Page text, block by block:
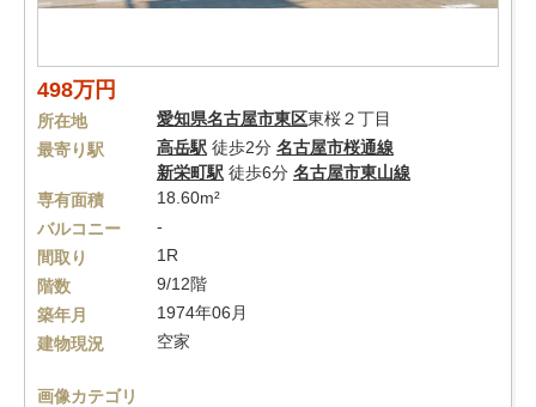
498万円
所在地 愛知県名古屋市東区東桜２丁目
最寄り駅
高岳駅 徒歩2分 名古屋市桜通線
新栄町駅 徒歩6分 名古屋市東山線
専有面積
18.60m²
バルコニー
-
間取り
1R
階数
9/12階
築年月
1974年06月
建物現況
空家
画像カテゴリ